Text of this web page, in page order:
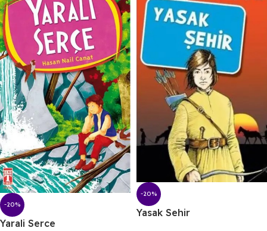
-20%
Yarali Serce
-20%
Yasak Sehir